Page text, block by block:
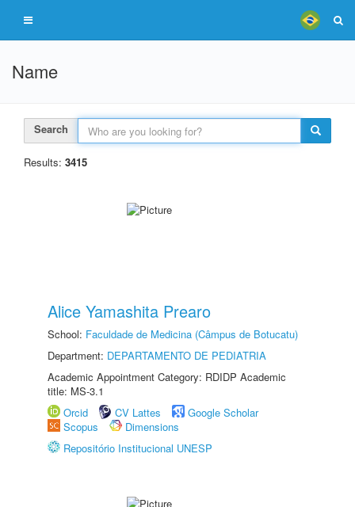
Name
Search
Results: 3415
Alice Yamashita Prearo
School: Faculdade de Medicina (Câmpus de Botucatu)
Department: DEPARTAMENTO DE PEDIATRIA
Academic Appointment Category: RDIDP Academic
title: MS-3.1
Orcid
CV Lattes
Google Scholar
Scopus
Dimensions
Repositório Institucional UNESP